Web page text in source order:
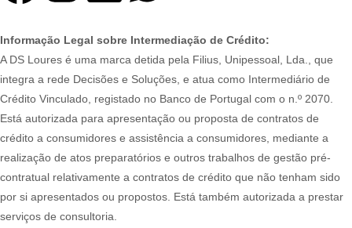
Informação Legal sobre Intermediação de Crédito:
A DS Loures é uma marca detida pela Filius, Unipessoal, Lda., que
integra a rede Decisões e Soluções, e atua como Intermediário de
Crédito Vinculado, registado no Banco de Portugal com o n.º 2070.
Está autorizada para apresentação ou proposta de contratos de
crédito a consumidores e assistência a consumidores, mediante a
realização de atos preparatórios e outros trabalhos de gestão pré-
contratual relativamente a contratos de crédito que não tenham sido
por si apresentados ou propostos. Está também autorizada a prestar
serviços de consultoria.